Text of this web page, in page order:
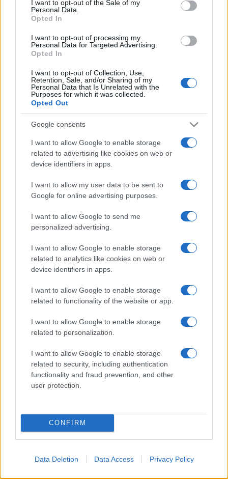
I want to opt-out of the Sale of my
Personal Data.
Opted In
I want to opt-out of processing my
Personal Data for Targeted Advertising.
Opted In
I want to opt-out of Collection, Use,
Retention, Sale, and/or Sharing of my
Personal Data that Is Unrelated with the
Purposes for which it was collected.
Opted Out
Google consents
I want to allow Google to enable storage
related to advertising like cookies on web or
device identifiers in apps.
I want to allow my user data to be sent to
Google for online advertising purposes.
I want to allow Google to send me
personalized advertising.
I want to allow Google to enable storage
related to analytics like cookies on web or
device identifiers in apps.
I want to allow Google to enable storage
related to functionality of the website or app.
I want to allow Google to enable storage
related to personalization.
I want to allow Google to enable storage
related to security, including authentication
functionality and fraud prevention, and other
user protection.
CONFIRM
Data Deletion Data Access Privacy Policy
Brentolie daalt naar 88.9 dollar: grondstoffen onder druk
NEWS
grondstoffen
Sanne De Vries · 5 aug 2026
Eureka Bridged PAX Gold (Terra $4,205.78